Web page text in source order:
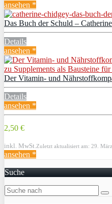
ansehen *
Das Buch der Schuld –
Details
ansehen *
Der Vitamin- und
Details
ansehen *
2,50 €
inkl. MwSt. Zuletzt aktualisiert am: 29.
ansehen *
Suche